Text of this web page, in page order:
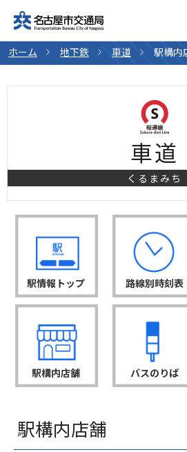
ホーム 地下鉄 車道 駅構内
車道
くるまみち
駅情報トップ 路線別時刻表
駅構内店舗 バスのりば
駅構内店舗